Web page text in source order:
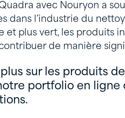
avec Nouryon a
dans l’industrie du
et plus vert, les produits
de manière
plus sur les produits
portfolio en